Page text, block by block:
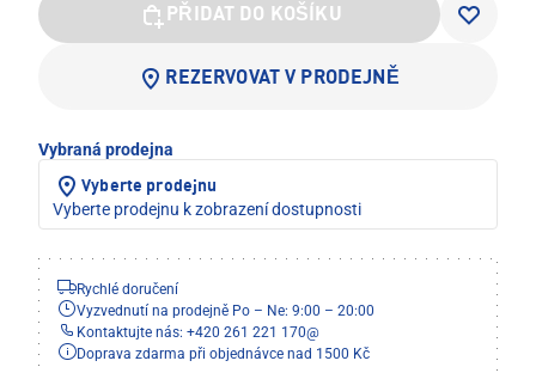
PŘIDAT DO KOŠÍKU
REZERVOVAT V PRODEJNĚ
Vybraná prodejna
Vyberte prodejnu
Vyberte prodejnu k zobrazení dostupnosti
Rychlé doručení
Vyzvednutí na prodejně Po – Ne: 9:00 – 20:00
Kontaktujte nás: +420 261 221 170@
Doprava zdarma při objednávce nad 1500 Kč